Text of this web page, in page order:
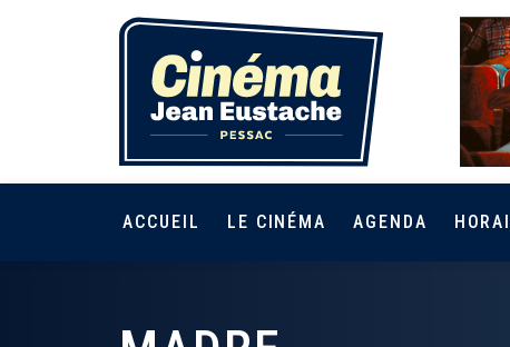
ACCUEIL LE CINÉMA AGENDA